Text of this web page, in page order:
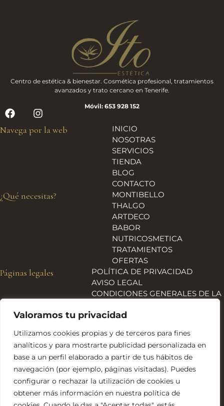
Valoramos tu privacidad
Utilizamos cookies propias y de terceros para fines
analíticos y para mostrarte publicidad personalizada en
base a un perfil elaborado a partir de tus hábitos de
navegación (por ejemplo, páginas visitadas). Puedes
configurar o rechazar la utilización de cookies u
obtener más información en nuestra política de
Centro de estética & bienestar. Cosmética profesional, tratamientos
avanzados y trato cercano en Tenerife.
Móvil: 653 928 152
Navega por la web
INICIO
NOSOTRAS
SERVICIOS
TIENDA
BLOG
CONTACTO
¿Qué necesitas?
MONTIBELLO
THALGO
ARTDECO
BABOR
NUTRICOSMETICA
TRATAMIENTOS
OFERTAS
Páginas legales
POLÍTICA DE PRIVACIDAD
AVISO LEGAL
CONDICIONES GENERALES DE LA
ENVÍOS, DEVOLUCIONES Y
POLÍTICA DE COOKIES
DECLARACIÓN DE
ACCESIBILIDAD
Financiado por la Unión Europea – NextGeneration EU